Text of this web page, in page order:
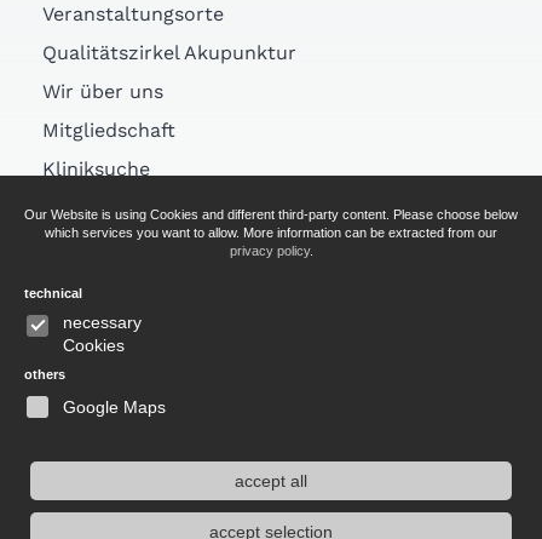
Veranstaltungsorte
Qualitätszirkel Akupunktur
Wir über uns
Mitgliedschaft
Kliniksuche
Links
Arztsuche
AGB
Impressum
Datenschutz
Website durchsuchen
Our Website is using Cookies and different third-party content. Please choose below
which services you want to allow. More information can be extracted from our
privacy policy.
technical
necessary
Cookies
others
Google Maps
accept all
accept selection